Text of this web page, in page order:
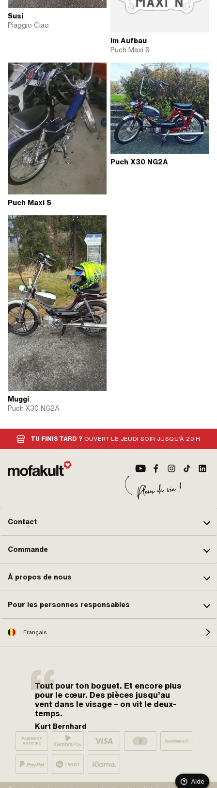
Susi
Piaggio Ciao
Im Aufbau
Puch Maxi S
Puch Maxi S
Puch X30 NG2A
Muggi
Puch X30 NG2A
TU FINIS TARD ? OUVERT LE JEUDI SOIR JUSQU'À 20 H
Contact
Commande
À propos de nous
Pour les personnes responsables
Français
Tout pour ton boguet. Et encore plus
pour le cœur. Des pièces jusqu’au
vent dans le visage – on vit le deux-
temps.
Kurt Bernhard
Aide